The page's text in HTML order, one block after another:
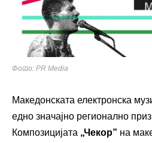
Фото: PR Media
Македонската електронска
едно значајно регионално
Композицијата „Чекор” на